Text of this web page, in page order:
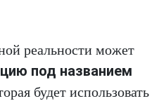
реальности может
под названием
будет использовать